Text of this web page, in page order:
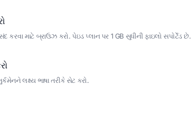
માટે બ્રાઉઝ કરો. પેઇડ પ્લાન પર 1 GB સુધીની ફાઇલો સપોર્ટેડ છે.
લક્ષ્ય ભાષા તરીકે સેટ કરો.